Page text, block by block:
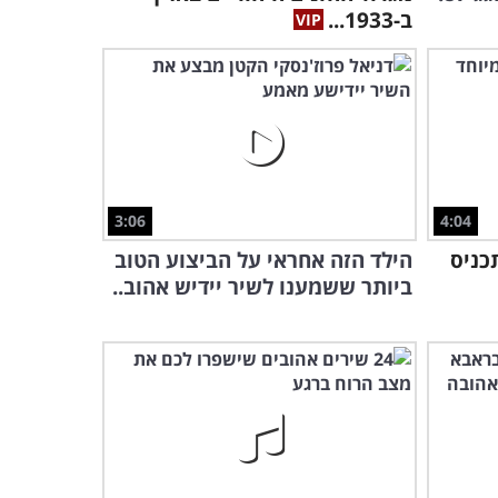
1:02:57
ציפינו!
ב-1933...
4:04
3:06
הילד הזה אחראי על הביצוע הטוב
ביותר ששמענו לשיר יידיש אהוב..